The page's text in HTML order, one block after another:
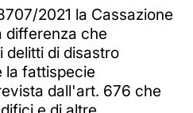
2021 la Cassazione
differenza che
delitti di disastro
la fattispecie
dall'art. 676 che